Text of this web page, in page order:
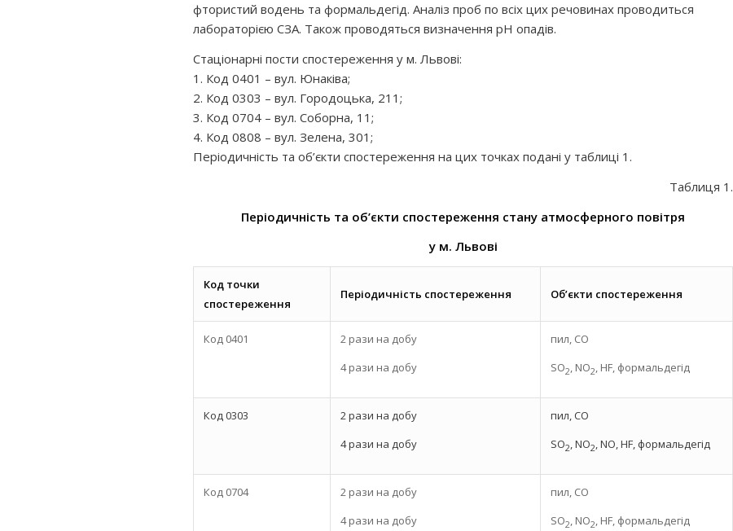
фтористий водень та формальдегід. Аналіз проб по всіх цих речовинах проводиться
лабораторією СЗА. Також проводяться визначення рН опадів.
Стаціонарні пости спостереження у м. Львові:
1. Код 0401 – вул. Юнаківа;
2. Код 0303 – вул. Городоцька, 211;
3. Код 0704 – вул. Соборна, 11;
4. Код 0808 – вул. Зелена, 301;
Періодичність та об’єкти спостереження на цих точках подані у таблиці 1.
Таблиця 1.
Періодичність та об’єкти спостереження стану атмосферного повітря
у м. Львові
Код точки
спостереження
Періодичність спостереження Об’єкти спостереження
Код 0401
2 рази на добу
4 рази на добу
пил, СО
SO2, NO2, HF, формальдегід
Код 0303
2 рази на добу
4 рази на добу
пил, СО
SO2, NO2, NO, HF, формальдегід
Код 0704
2 рази на добу
4 рази на добу
пил, СО
SO2, NO2, HF, формальдегід